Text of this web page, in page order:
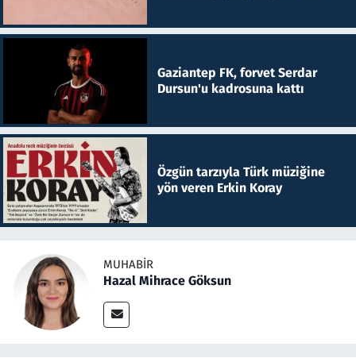
Gaziantep FK, forvet Serdar
Dursun'u kadrosuna kattı
Özgün tarzıyla Türk müziğine
yön veren Erkin Koray
MUHABIR
Hazal Mihrace Göksun